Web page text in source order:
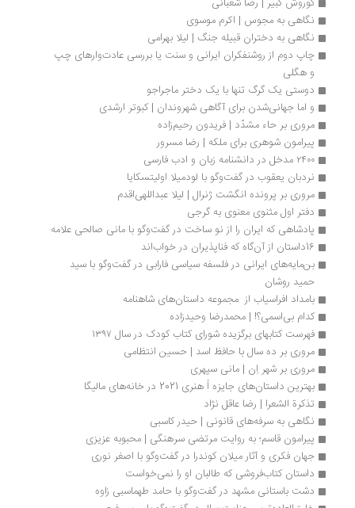
نگاهی به مجوس | اکرم موسوی
نگاهی به دختران قبیله جنگ | لیلا بهرامی
چاپ دوم از روشنفکران ایرانی و سنت یا بررسی عادت‌وار‌های چپ
و هگلی
دوستی یک گرگ تنها با یک دختر ماجراجو
و اما جهانی‌شدن برای آگاهی شهروندان | کبوتر ارشدی
مروری بر حاء مشدّد | فریدون رحیم‌زاده
پیرامون شوهری برای ملکه | رضا مسرور
نردبان یعقوب در گفت‌وگو با لودمیلا اولیتسکایا
مروری بر پرونده انگشت ژنرال | لیلا عبداللهی‌اقدم
دفتر اول مثنوی معنوی به گرجی
پادشاهی که ایران را از نو ساخت در گفت‌و‌گو با مانی صالحی علامه
حمید روشان
بامداد افراسیاب از  مجموعه داستان‌های شاهنامه
کدام بی‌اسمی؟! | محمدرضا وحیدزاده
فهرست کتابهای برگزیده شورای کتاب کودک در سال ۱۳۹۷
مروری بر ده سال با حافظ اسد | حسین انتظامی
مروری بر شهر اِن | مانی سپهری
بهترین داستان‌های جایزه اُ هنری 2021 در خانه‌های مالیگا
تذکرة الشعرا | رضا عاقل نژاد
نگاهی به سرفه‌های قانونی | حیدر کاسبی
پیرامون قاسم؛ به روایت مرتضی سرهنگی | محبوبه عزیزی
جهان فکری و آثار میلان کوندرا در گفت‌وگو با اصغر نوری
داستان کتاب‌فروشی که طالبان او را نمی‌خواست
دشت باستانی مشهد در گفت‌وگو با حامد طهماسبی زاوه